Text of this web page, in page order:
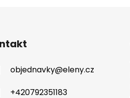
objednavky@eleny.cz
+420792351183